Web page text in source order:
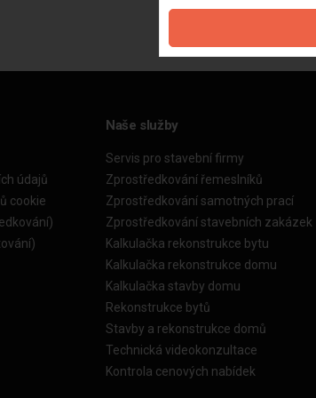
údajů
cookie
Naše služby
Servis pro stavební firmy
Zprostředkování řemeslníků
Zprostředkování samotných prací
Zprostředkování stavebních zakázek
Kalkulačka rekonstrukce bytu
Kalkulačka rekonstrukce domu
Kalkulačka stavby domu
Rekonstrukce bytů
Stavby a rekonstrukce domů
Technická videokonzultace
Kontrola cenových nabídek